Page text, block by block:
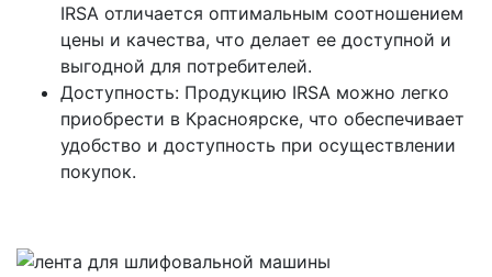
IRSA отличается оптимальным соотношением
цены и качества, что делает ее доступной и
выгодной для потребителей.
Доступность: Продукцию IRSA можно легко
приобрести в Красноярске, что обеспечивает
удобство и доступность при осуществлении
покупок.